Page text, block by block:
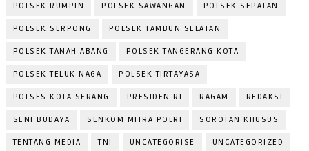
POLSEK RUMPIN POLSEK SAWANGAN POLSEK SEPATAN
POLSEK SERPONG POLSEK TAMBUN SELATAN
POLSEK TANAH ABANG POLSEK TANGERANG KOTA
POLSEK TELUK NAGA POLSEK TIRTAYASA
POLSES KOTA SERANG PRESIDEN RI RAGAM REDAKSI
SENI BUDAYA SENKOM MITRA POLRI SOROTAN KHUSUS
TENTANG MEDIA TNI UNCATEGORISE UNCATEGORIZED